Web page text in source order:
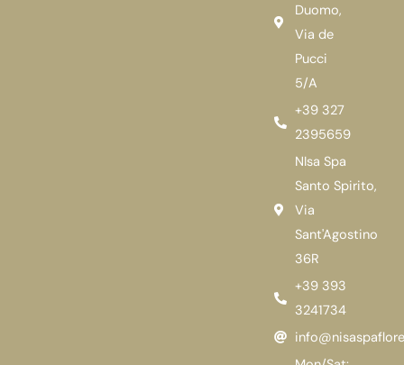
Duomo,
Via de
Pucci
5/A
+39 327
2395659
NIsa Spa
Santo Spirito,
Via
Sant'Agostino
36R
+39 393
3241734
u
b
e